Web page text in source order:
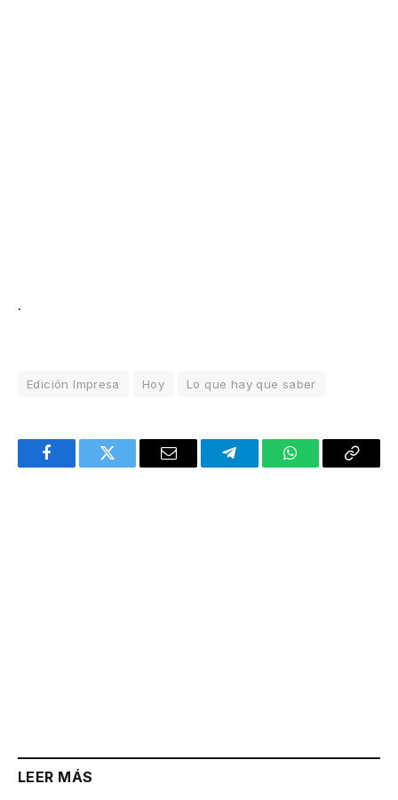
.
Edición Impresa Hoy Lo que hay que saber
FacebookTwitter Email TelegramWhatsAppCopy
LEER MÁS